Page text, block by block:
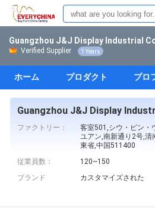
Guangzhou J&J Display Industrial
Verified Supplier 1 Years
ホーム プロダクト プロ
Guangzhou J&J Display
ファクトリー：
客室501,シウ・ピン・
ユアン,南新通り2号,清
東省,中国511400
従業員数：
120~150
ブランド
カスタマイズされた